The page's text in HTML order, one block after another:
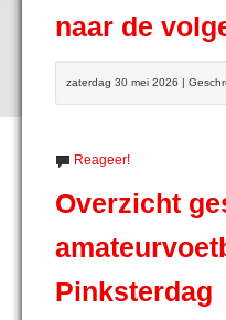
naar de
zaterdag 30 mei 2026 |
Reageer!
Overzicht
Pinksterdag